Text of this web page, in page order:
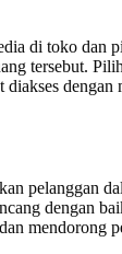
di toko dan
tersebut.
diakses dengan
pelanggan
dengan
mendorong